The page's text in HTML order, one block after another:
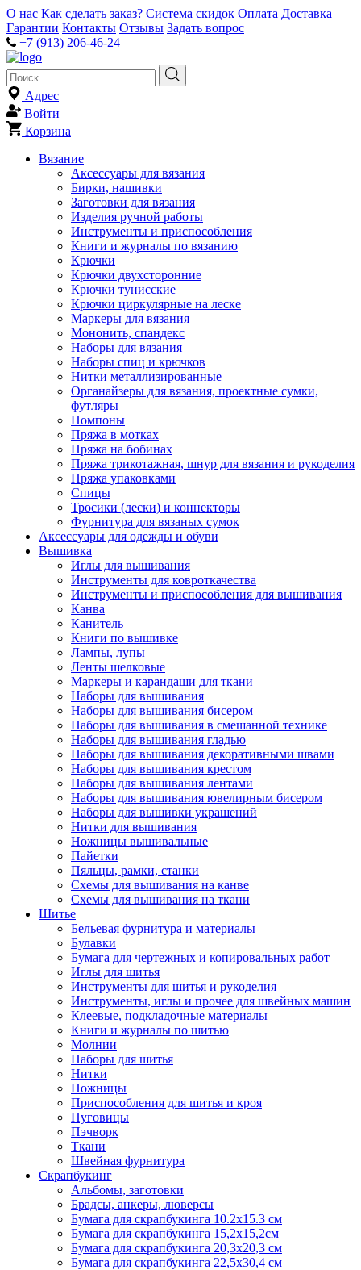
О нас Как сделать заказ? Система скидок Оплата Доставка
Гарантии Контакты Отзывы Задать вопрос
+7 (913) 206-46-24
Адрес
Войти
Корзина
Вязание
Аксессуары для вязания
Бирки, нашивки
Заготовки для вязания
Изделия ручной работы
Инструменты и приспособления
Книги и журналы по вязанию
Крючки
Крючки двухсторонние
Крючки тунисские
Крючки циркулярные на леске
Маркеры для вязания
Мононить, спандекс
Наборы для вязания
Наборы спиц и крючков
Нитки металлизированные
Органайзеры для вязания, проектные сумки,
футляры
Помпоны
Пряжа в мотках
Пряжа на бобинах
Пряжа трикотажная, шнур для вязания и рукоделия
Пряжа упаковками
Спицы
Тросики (лески) и коннекторы
Фурнитура для вязаных сумок
Аксессуары для одежды и обуви
Вышивка
Иглы для вышивания
Инструменты для ковроткачества
Инструменты и приспособления для вышивания
Канва
Канитель
Книги по вышивке
Лампы, лупы
Ленты шелковые
Маркеры и карандаши для ткани
Наборы для вышивания
Наборы для вышивания бисером
Наборы для вышивания в смешанной технике
Наборы для вышивания гладью
Наборы для вышивания декоративными швами
Наборы для вышивания крестом
Наборы для вышивания лентами
Наборы для вышивания ювелирным бисером
Наборы для вышивки украшений
Нитки для вышивания
Ножницы вышивальные
Пайетки
Пяльцы, рамки, станки
Схемы для вышивания на канве
Схемы для вышивания на ткани
Шитье
Бельевая фурнитура и материалы
Булавки
Бумага для чертежных и копировальных работ
Иглы для шитья
Инструменты для шитья и рукоделия
Инструменты, иглы и прочее для швейных машин
Клеевые, подкладочные материалы
Книги и журналы по шитью
Молнии
Наборы для шитья
Нитки
Ножницы
Приспособления для шитья и кроя
Пуговицы
Пэчворк
Ткани
Швейная фурнитура
Скрапбукинг
Альбомы, заготовки
Брадсы, анкеры, люверсы
Бумага для скрапбукинга 10.2х15.3 см
Бумага для скрапбукинга 15,2х15,2см
Бумага для скрапбукинга 20,3х20,3 см
Бумага для скрапбукинга 22,5х30,4 см